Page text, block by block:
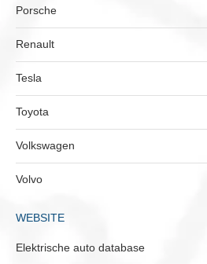
Porsche
Renault
Tesla
Toyota
Volkswagen
Volvo
WEBSITE
Elektrische auto database